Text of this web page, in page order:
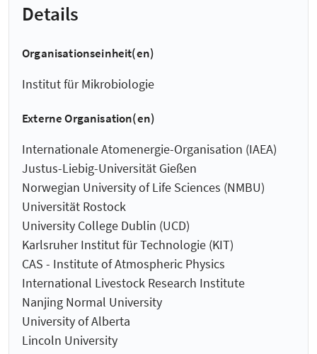
Details
Organisationseinheit(en)
Institut für Mikrobiologie
Externe Organisation(en)
Internationale Atomenergie-Organisation (IAEA)
Justus-Liebig-Universität Gießen
Norwegian University of Life Sciences (NMBU)
Universität Rostock
University College Dublin (UCD)
Karlsruher Institut für Technologie (KIT)
CAS - Institute of Atmospheric Physics
International Livestock Research Institute
Nanjing Normal University
University of Alberta
Lincoln University